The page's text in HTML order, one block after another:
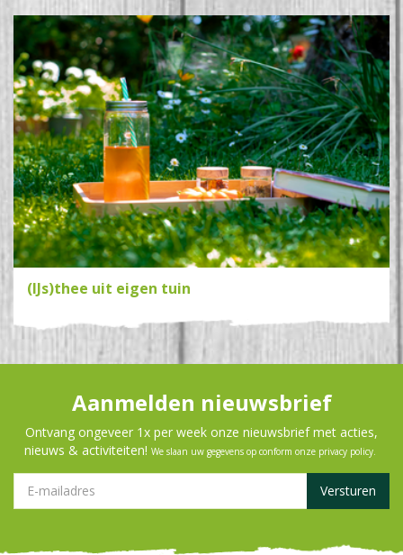
(IJs)thee uit eigen tuin
Aanmelden nieuwsbrief
Ontvang ongeveer 1x per week onze nieuwsbrief met acties,
nieuws & activiteiten! We slaan uw gegevens op conform onze privacy policy.